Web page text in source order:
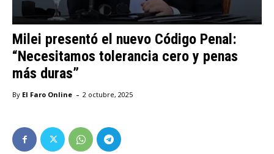
Milei presentó el nuevo Código Penal:
“Necesitamos tolerancia cero y penas
más duras”
By El Faro Online - 2 octubre, 2025